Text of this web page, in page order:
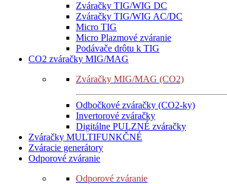
Zváračky TIG/WIG DC
Zváračky TIG/WIG AC/DC
Micro TIG
Micro Plazmové zváranie
Podávače drôtu k TIG
CO2 zváračky MIG/MAG
Zváračky MIG/MAG (CO2)
Odbočkové zváračky (CO2-ky)
Invertorové zváračky
Digitálne PULZNÉ zváračky
Zváračky MULTIFUNKČNÉ
Zváracie generátory
Odporové zváranie
Odporové zváranie